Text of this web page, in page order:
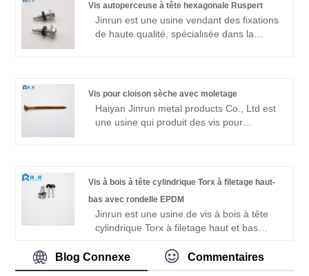
Vis autoperceuse à tête hexagonale Ruspert
Jinrun est une usine vendant des fixations
de haute qualité, spécialisée dans la
progrès continus, centrés sur le client,
pour fournir aux clients de meilleurs
produits et services.
Vis pour cloison sèche avec moletage
Haiyan Jinrun metal products Co., Ltd est
une usine qui produit des vis pour
utilisés dans les domaines des machines,
autres. L'entreprise adhère toujours au
client comme centre et améliore
constamment la qualité et le niveau de
Vis à bois à tête cylindrique Torx à filetage haut-
bas avec rondelle EPDM
Jinrun est une usine de vis à bois à tête
cylindrique Torx à filetage haut et bas
types et des formes diversifiés, une bonne
qualité et des prix bon marché. C'est un
Blog Connexe Commentaires